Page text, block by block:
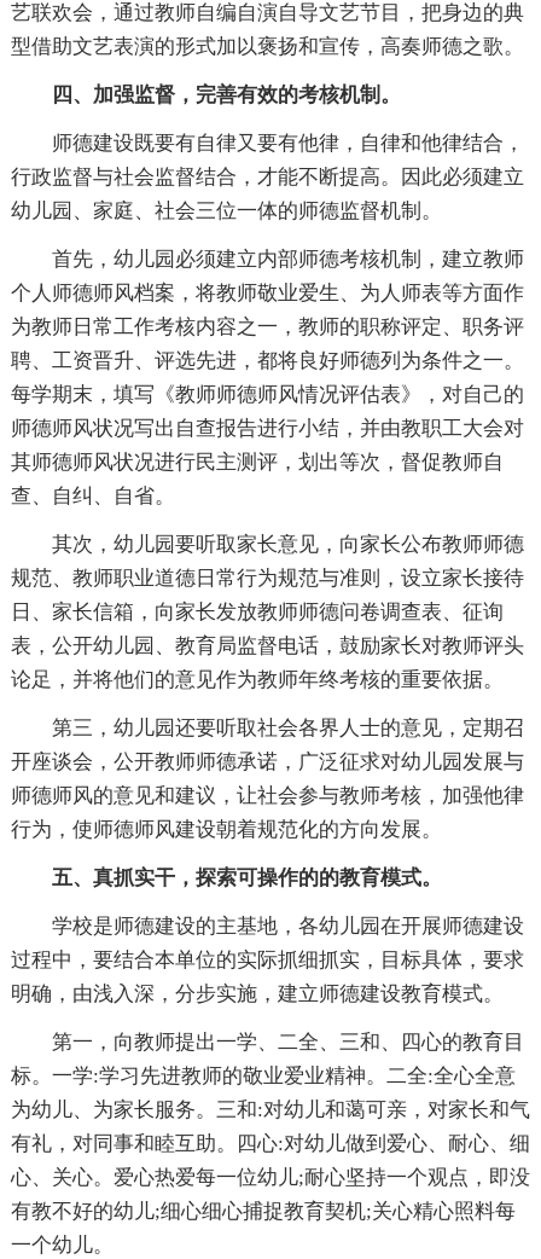
艺联欢会，通过教师自编自演自导文艺节目，把身边的典
型借助文艺表演的形式加以褒扬和宣传，高奏师德之歌。
四、加强监督，完善有效的考核机制。
师德建设既要有自律又要有他律，自律和他律结合，
行政监督与社会监督结合，才能不断提高。因此必须建立
幼儿园、家庭、社会三位一体的师德监督机制。
首先，幼儿园必须建立内部师德考核机制，建立教师
个人师德师风档案，将教师敬业爱生、为人师表等方面作
为教师日常工作考核内容之一，教师的职称评定、职务评
聘、工资晋升、评选先进，都将良好师德列为条件之一。
每学期末，填写《教师师德师风情况评估表》，对自己的
师德师风状况写出自查报告进行小结，并由教职工大会对
其师德师风状况进行民主测评，划出等次，督促教师自
查、自纠、自省。
其次，幼儿园要听取家长意见，向家长公布教师师德
规范、教师职业道德日常行为规范与准则，设立家长接待
日、家长信箱，向家长发放教师师德问卷调查表、征询
表，公开幼儿园、教育局监督电话，鼓励家长对教师评头
论足，并将他们的意见作为教师年终考核的重要依据。
第三，幼儿园还要听取社会各界人士的意见，定期召
开座谈会，公开教师师德承诺，广泛征求对幼儿园发展与
师德师风的意见和建议，让社会参与教师考核，加强他律
行为，使师德师风建设朝着规范化的方向发展。
五、真抓实干，探索可操作的的教育模式。
学校是师德建设的主基地，各幼儿园在开展师德建设
过程中，要结合本单位的实际抓细抓实，目标具体，要求
明确，由浅入深，分步实施，建立师德建设教育模式。
第一，向教师提出一学、二全、三和、四心的教育目
标。一学:学习先进教师的敬业爱业精神。二全:全心全意
为幼儿、为家长服务。三和:对幼儿和蔼可亲，对家长和气
有礼，对同事和睦互助。四心:对幼儿做到爱心、耐心、细
心、关心。爱心热爱每一位幼儿;耐心坚持一个观点，即没
有教不好的幼儿;细心细心捕捉教育契机;关心精心照料每
一个幼儿。